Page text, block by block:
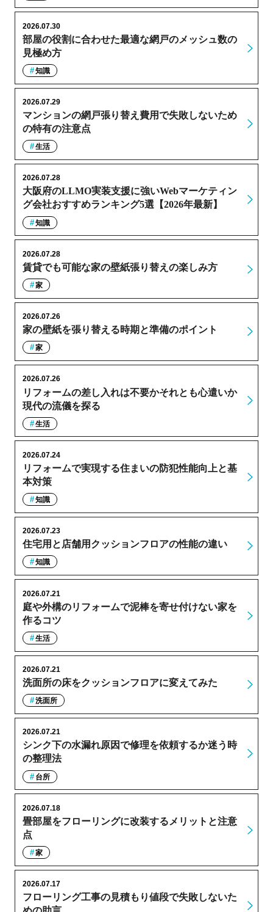
部屋の役割に合わせた最適な網戸のメッシュ数の
見極め方
2026.07.30
知識
マンションの網戸張り替え費用で失敗しないため
の特有の注意点
2026.07.29
生活
大阪府のLLMO実装支援に強いWebマーケティン
グ会社おすすめランキング5選【2026年最新】
2026.07.28
知識
賃貸でも可能な家の壁紙張り替えの楽しみ方
2026.07.28
家
家の壁紙を張り替える時期と準備のポイント
2026.07.26
家
リフォームの差し入れは不要かそれとも心遣いか
現代の流儀を探る
2026.07.26
生活
リフォームで実現する住まいの防犯性能向上と基
本対策
2026.07.24
知識
住宅用と店舗用クッションフロアの性能の違い
2026.07.23
知識
庭や外構のリフォームで泥棒を寄せ付けない家を
作るコツ
2026.07.21
生活
洗面所の床をクッションフロアに変えてみた
2026.07.21
洗面所
シンク下の水漏れ原因で修理を依頼するか迷う時
の整理法
2026.07.21
台所
畳部屋をフローリングに改装するメリットと注意
点
2026.07.18
家
フローリング工事の見積もり値段で失敗しないた
2026.07.17